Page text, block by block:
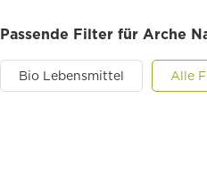
Passende Filter für Arche
Bio Lebensmittel Alle